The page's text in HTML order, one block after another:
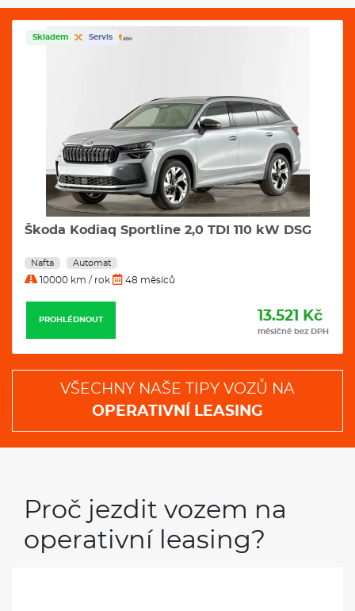
Skladem Servis
Škoda Kodiaq Sportline 2,0 TDI 110 kW DSG
Nafta Automat
10000 km / rok 48 měsíců
PROHLÉDNOUT 13.521 Kč
měsíčně bez DPH
VŠECHNY NAŠE TIPY VOZŮ NA
OPERATIVNÍ LEASING
Proč jezdit vozem na
operativní leasing?